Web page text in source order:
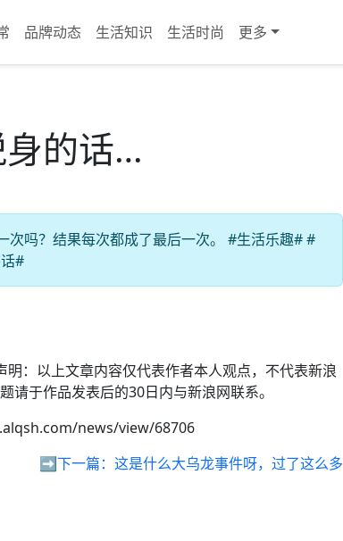
品牌动态 生活知识 生活时尚 更多
的话…
次吗？结果每次都成了最后一次。 #生活乐趣# #
#
：以上文章内容仅代表作者本人观点，不代表新浪
请于作品发表后的30日内与新浪网联系。
news/view/68706
➡️下一篇： 这是什么大乌龙事件呀，过了这么多